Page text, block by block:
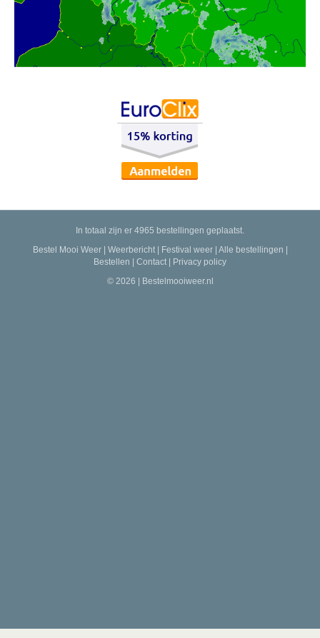
In totaal zijn er 4965 bestellingen geplaatst.
Bestel Mooi Weer| Weerbericht| Festival weer| Alle bestellingen
Bestellen
Contact
Privacy policy
© 2026 | Bestelmooiweer.nl